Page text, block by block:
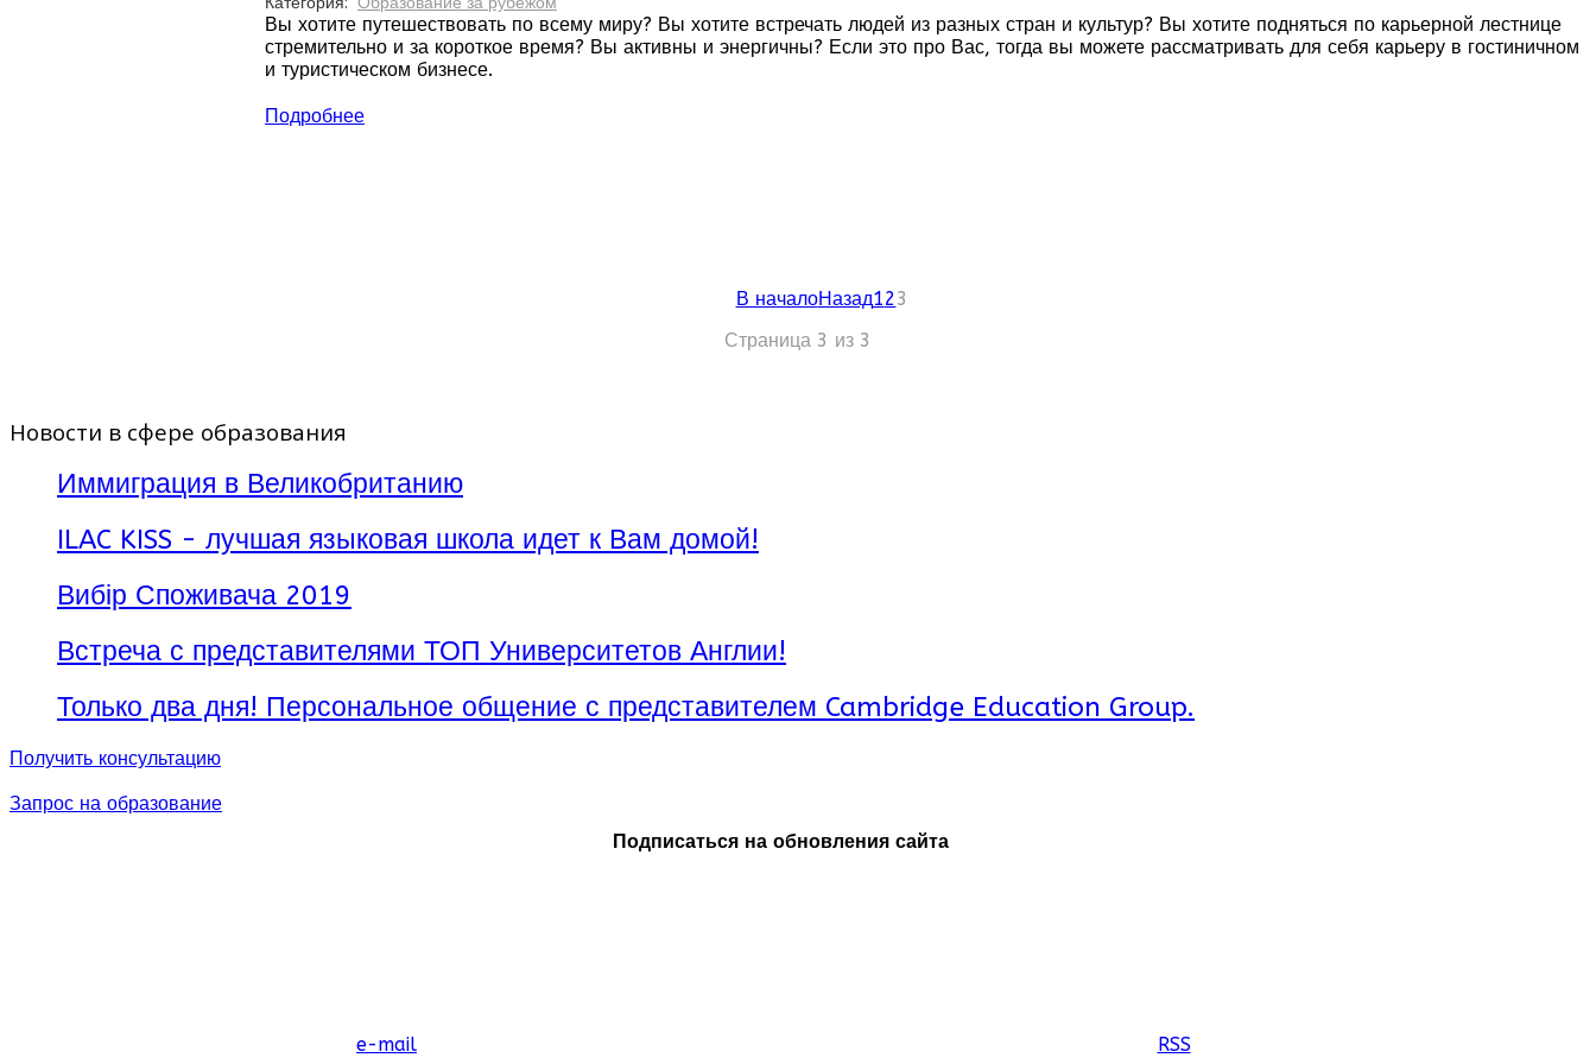
Вы хотите путешествовать по всему миру? Вы хотите встречать людей из разных стран и культур? Вы хотите подняться по карьерной лестнице
стремительно и за короткое время? Вы активны и энергичны? Если это про Вас, тогда вы можете рассматривать для себя карьеру в гостиничном
и туристическом бизнесе.
Подробнее
В началоНазад123
Страница 3 из 3
Новости в сфере образования
Иммиграция в Великобританию
ILAC KISS - лучшая языковая школа идет к Вам домой!
Вибір Споживача 2019
Встреча с представителями ТОП Университетов Англии!
Только два дня! Персональное общение с представителем Cambridge Education Group.
Получить консультацию
Запрос на образование
Подписаться на обновления сайта
e-mail RSS